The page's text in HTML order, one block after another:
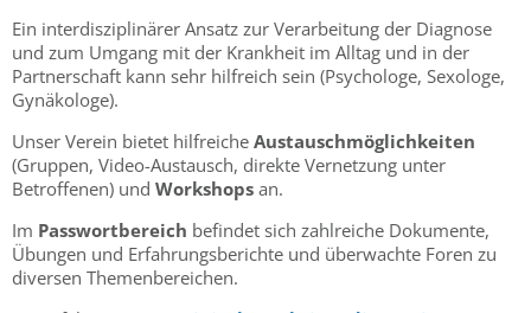
Ein interdisziplinärer Ansatz zur Verarbeitung der Diagnose
und zum Umgang mit der Krankheit im Alltag und in der
Partnerschaft kann sehr hilfreich sein (Psychologe, Sexologe,
Gynäkologe).
Unser Verein bietet hilfreiche Austauschmöglichkeiten
(Gruppen, Video-Austausch, direkte Vernetzung unter
Betroffenen) und Workshops an.
Im Passwortbereich befindet sich zahlreiche Dokumente,
Übungen und Erfahrungsberichte und überwachte Foren zu
diversen Themenbereichen.